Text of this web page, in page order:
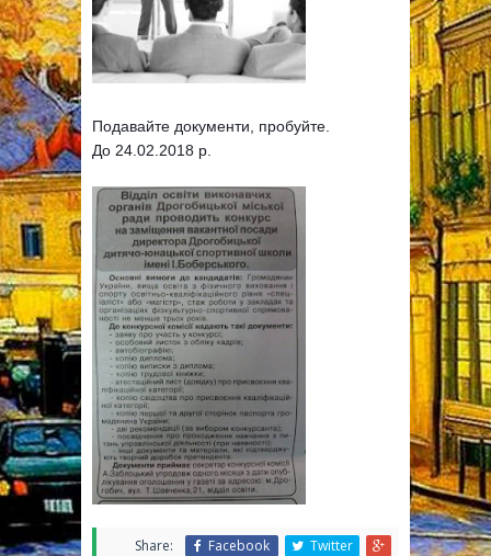
Подавайте документи, пробуйте.
До 24.02.2018 р.
Share: Facebook Twitter